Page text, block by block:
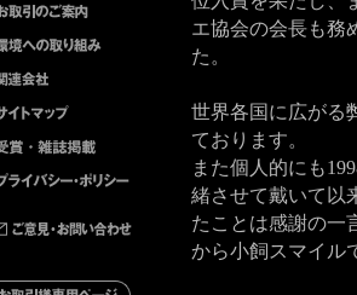
エ協会の会長も務
た。
世界各国に広がる
ております。
また個人的にも
緒させて戴いて以
たことは感謝の一
から小飼スマイ